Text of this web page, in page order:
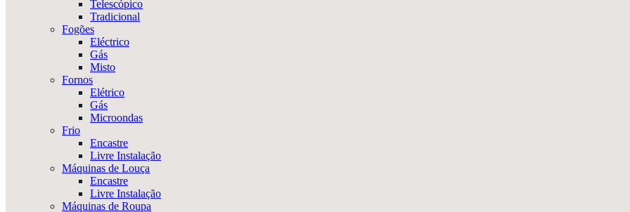
Telescópico
Tradicional
Fogões
Eléctrico
Gás
Misto
Fornos
Elétrico
Gás
Microondas
Frio
Encastre
Livre Instalação
Máquinas de Louça
Encastre
Livre Instalação
Máquinas de Roupa